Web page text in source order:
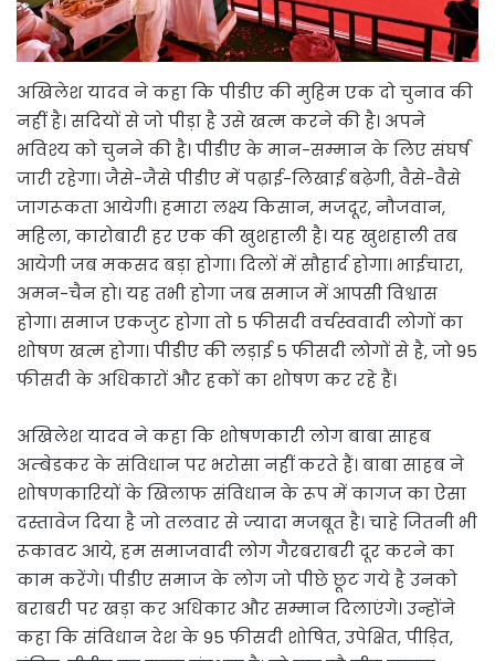
अखिलेश यादव ने कहा कि पीडीए की मुहिम एक दो चुनाव की
नहीं है। सदियों से जो पीड़ा है उसे खत्म करने की है। अपने
भविश्य को चुनने की है। पीडीए के मान-सम्मान के लिए संघर्ष
जारी रहेगा। जैसे-जैसे पीडीए में पढ़ाई-लिखाई बढ़ेगी, वैसे-वैसे
जागरूकता आयेगी। हमारा लक्ष्य किसान, मजदूर, नौजवान,
महिला, कारोबारी हर एक की खुशहाली है। यह खुशहाली तब
आयेगी जब मकसद बड़ा होगा। दिलों में सौहार्द होगा। भाईचारा,
अमन-चैन हो। यह तभी होगा जब समाज में आपसी विश्वास
होगा। समाज एकजुट होगा तो 5 फीसदी वर्चस्ववादी लोगों का
शोषण खत्म होगा। पीडीए की लड़ाई 5 फीसदी लोगों से है, जो 95
फीसदी के अधिकारों और हकों का शोषण कर रहे हैं।
अखिलेश यादव ने कहा कि शोषणकारी लोग बाबा साहब
अम्बेडकर के संविधान पर भरोसा नहीं करते हैं। बाबा साहब ने
शोषणकारियों के खिलाफ संविधान के रूप में कागज का ऐसा
दस्तावेज दिया है जो तलवार से ज्यादा मजबूत है। चाहे जितनी भी
रूकावट आये, हम समाजवादी लोग गैरबराबरी दूर करने का
काम करेंगे। पीडीए समाज के लोग जो पीछे छूट गये है उनको
बराबरी पर खड़ा कर अधिकार और सम्मान दिलाएंगे। उन्होंने
कहा कि संविधान देश के 95 फीसदी शोषित, उपेक्षित, पीड़ित,